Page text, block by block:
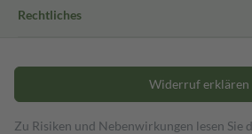
Rechtliches
Widerruf erklären
Zu Risiken und Nebenwirkungen lesen Sie